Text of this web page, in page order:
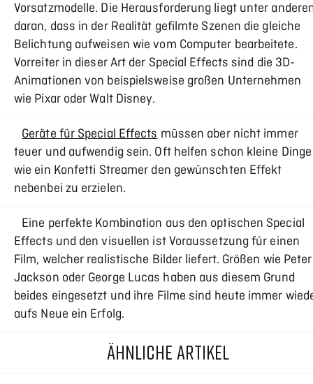
Vorsatzmodelle. Die Herausforderung liegt unter
daran, dass in der Realität gefilmte Szenen die gleiche
Belichtung aufweisen wie vom Computer bearbeitete.
Vorreiter in dieser Art der Special Effects sind die 3D-
Animationen von beispielsweise großen Unternehmen
wie Pixar oder Walt Disney.
Geräte für Special Effectsmüssen aber nicht immer
teuer und aufwendig sein. Oft helfen schon kleine Dinge
wie ein Konfetti Streamer den gewünschten Effekt
nebenbei zu erzielen.
Eine perfekte Kombination aus den optischen Special
Effects und den visuellen ist Voraussetzung für einen
Film, welcher realistische Bilder liefert. Größen wie Peter
Jackson oder George Lucas haben aus diesem Grund
beides eingesetzt und ihre Filme sind heute immer
aufs Neue ein Erfolg.
ÄHNLICHE ARTIKEL